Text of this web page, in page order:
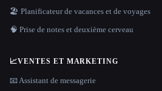
🏖 Planificateur de vacances et de voyages
🧠 Prise de notes et deuxième cerveau
📈VENTES ET MARKETING
📧 Assistant de messagerie